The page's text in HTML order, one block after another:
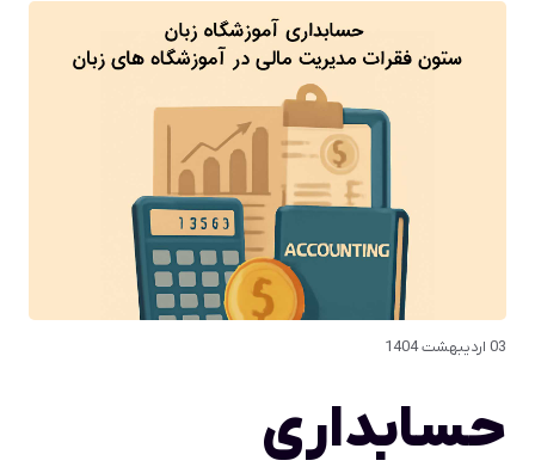
03 اردیبهشت 1404
حسابداری